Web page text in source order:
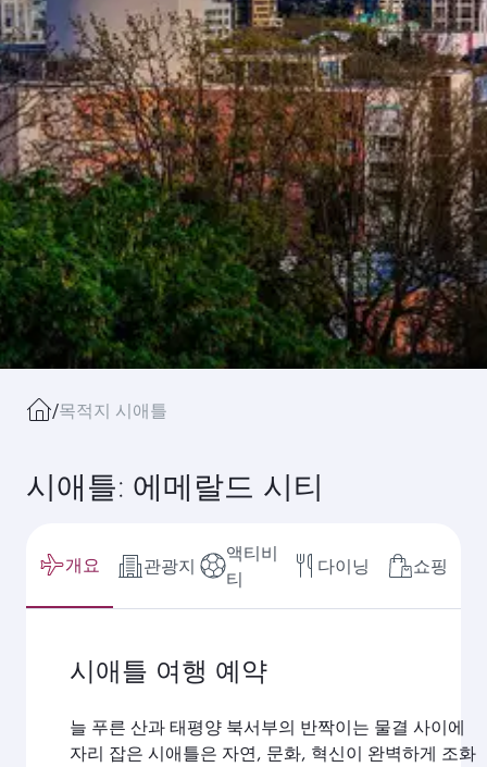
/목적지 시애틀
시애틀: 에메랄드 시티
개요 관광지
액티비
티
다이닝 쇼핑
시애틀 여행 예약
늘 푸른 산과 태평양 북서부의 반짝이는 물결 사이에
자리 잡은 시애틀은 자연, 문화, 혁신이 완벽하게 조화